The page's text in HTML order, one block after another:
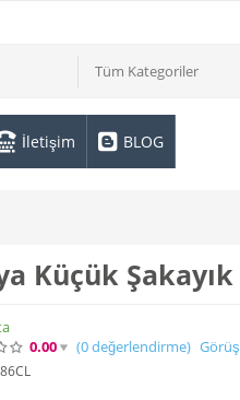
Tüm Kategoriler
İletişim BLOG
Küçük Şakayık
0.00
(0değerlendirme)